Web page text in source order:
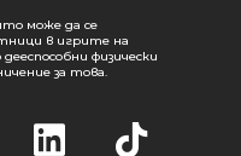
може да се
в игрите на
физически
за това.